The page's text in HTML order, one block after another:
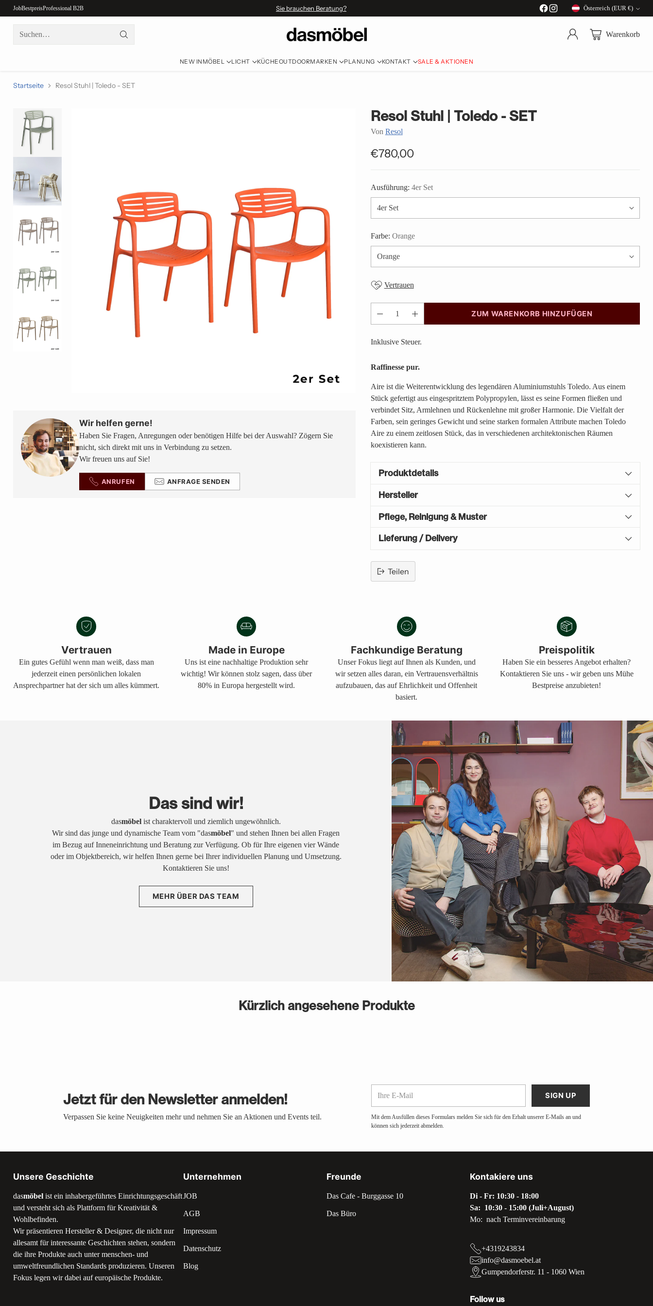
JobBestpreisProfessional B2B Sie brauchen Beratung?
Währung
Österreich (EUR €)
Suchen… Warenkorb
NEW IN MÖBEL LICHT KÜCHEOUTDOORMARKEN PLANUNG KONTAKT SALE & AKTIONEN
Startseite Resol Stuhl | Toledo - SET
Wir helfen gerne!
Haben Sie Fragen, Anregungen oder benötigen Hilfe bei der Auswahl? Zögern Sie
nicht, sich direkt mit uns in Verbindung zu setzen.
Wir freuen uns auf Sie!
ANRUFEN ANFRAGE SENDEN
Resol Stuhl | Toledo - SET
Von Resol
Normaler
€780,00
Ausführung: 4er Set
Farbe: Orange
Vertrauen
Anzahl
ZUM WARENKORB HINZUFÜGEN
Inklusive Steuer.
Raffinesse pur.
Aire ist die Weiterentwicklung des legendären Aluminiumstuhls Toledo. Aus einem
Stück gefertigt aus eingespritztem Polypropylen, lässt es seine Formen fließen und
verbindet Sitz, Armlehnen und Rückenlehne mit großer Harmonie. Die Vielfalt der
Farben, sein geringes Gewicht und seine starken formalen Attribute machen Toledo
Aire zu einem zeitlosen Stück, das in verschiedenen architektonischen Räumen
koexistieren kann.
Produktdetails
Hersteller
Pflege, Reinigung & Muster
Lieferung / Delivery
Teilen
Warenkorb
Vertrauen
Ein gutes Gefühl wenn man weiß, dass man
jederzeit einen persönlichen lokalen
Ansprechpartner hat der sich um alles kümmert.
Made in Europe
Uns ist eine nachhaltige Produktion sehr
wichtig! Wir können stolz sagen, dass über
80% in Europa hergestellt wird.
Fachkundige Beratung
Unser Fokus liegt auf Ihnen als Kunden, und
wir setzen alles daran, ein Vertrauensverhältnis
aufzubauen, das auf Ehrlichkeit und Offenheit
basiert.
Preispolitik
Haben Sie ein besseres Angebot erhalten?
Kontaktieren Sie uns - wir geben uns Mühe
Bestpreise anzubieten!
Das sind wir!
dasmöbelist charaktervoll und ziemlich ungewöhnlich.
Wir sind das junge und dynamische Team vom "dasmöbel" und stehen Ihnen bei allen Fragen
im Bezug auf Inneneinrichtung und Beratung zur Verfügung. Ob für Ihre eigenen vier Wände
oder im Objektbereich, wir helfen Ihnen gerne bei Ihrer individuellen Planung und Umsetzung.
Kontaktieren Sie uns!
MEHR ÜBER DAS TEAM
Kürzlich angesehene Produkte
Jetzt für den Newsletter anmelden!
Verpassen Sie keine Neuigkeiten mehr und nehmen Sie an Aktionen und Events teil.
Mail
SIGN UP
Mit dem Ausfüllen dieses Formulars melden Sie sich für den Erhalt unserer E-Mails an und
können sich jederzeit abmelden.
Unsere Geschichte
dasmöbel ist ein inhabergeführtes Einrichtungsgeschäft
und versteht sich als Plattform für Kreativität &
Wohlbefinden.
Wir präsentieren Hersteller & Designer, die nicht nur
allesamt für interessante Geschichten stehen, sondern
die ihre Produkte auch unter menschen- und
umweltfreundlichen Standards produzieren. Unseren
Fokus legen wir dabei auf europäische Produkte.
Unternehmen
JOB
AGB
Impressum
Datenschutz
Blog
Freunde
Das Cafe - Burggasse 10
Das Büro
Kontakiere uns
Di - Fr: 10:30 - 18:00
Sa: 10:30 - 15:00 (Juli+August)
Mo: nach Terminvereinbarung
+4319243834
info@dasmoebel.at
Gumpendorferstr. 11 - 1060 Wien
Follow us